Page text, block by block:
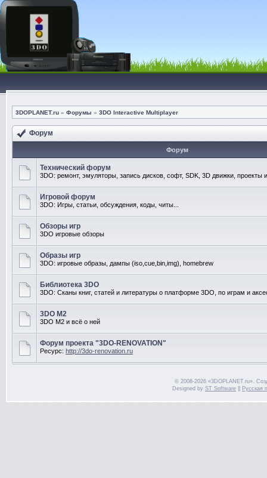
3DOPLANET.ru » Форумы » 3DO Interactive Multiplayer
Форум
Форум
Технический форум
3DO: ремонт, эмуляторы, запись дисков, софт, SDK, 3D движки, проекты
Игровой форум
3DO: Игры, статьи, обсуждения, коды, читы...
Обзоры игр
3DO игровые обзоры
Образы игр
3DO: игровые образы, дампы (iso,cue,bin,img), homebrew
Библиотека 3DO
3DO: Сканы книг, статей и литературы о платформе 3DO, по играм и
3DO M2
3DO M2 и всё о ней
Форум проекта "3DO-RENOVATION"
Ресурс: http://3do-renovation.ru
© 2008-2026 «3DOPLANET.ru».
Designed by ST Software Русская